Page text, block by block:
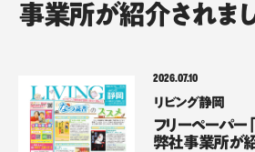
事業所が紹介されまし
2026.07.10
リビング静岡
フリーペーパー
弊社事業所が